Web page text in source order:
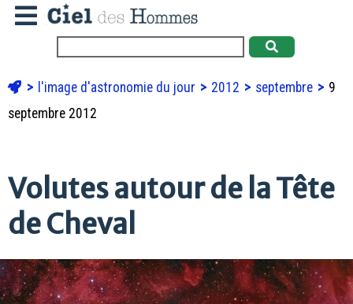
l'image d'astronomie du jour 2012 septembre
9
septembre 2012
Volutes autour de la Tête
de Cheval